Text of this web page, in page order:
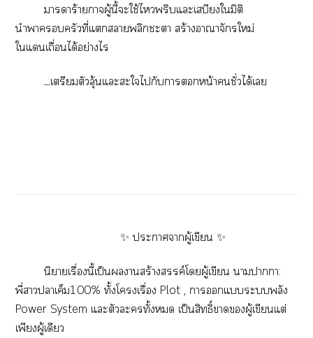
าาร้ายกาจผู้นี้ะใช้ไหวพริบแะเสบียงใมิติ
นำาครัวที่แาพลิกะา สร้างอาณาจักรใหม่
ใแเถื่อนได้อย่างไร
...เตรียมตัวลุ้นแะะใไกับาหน้าชั่วได้เ
✨ ะาาผู้เขียน ✨
นิยายเรื่องนี้เป็นานสร้างสรรค์โผู้เขียน าาา:
พี่าาเค็ม100% ทั้งโเรื่อง Plot , าแะพลัง
Power System แะตัวะทั้ง เป็นสิทธิ์าผู้เขียนแต่
เพียงผู้เดียว